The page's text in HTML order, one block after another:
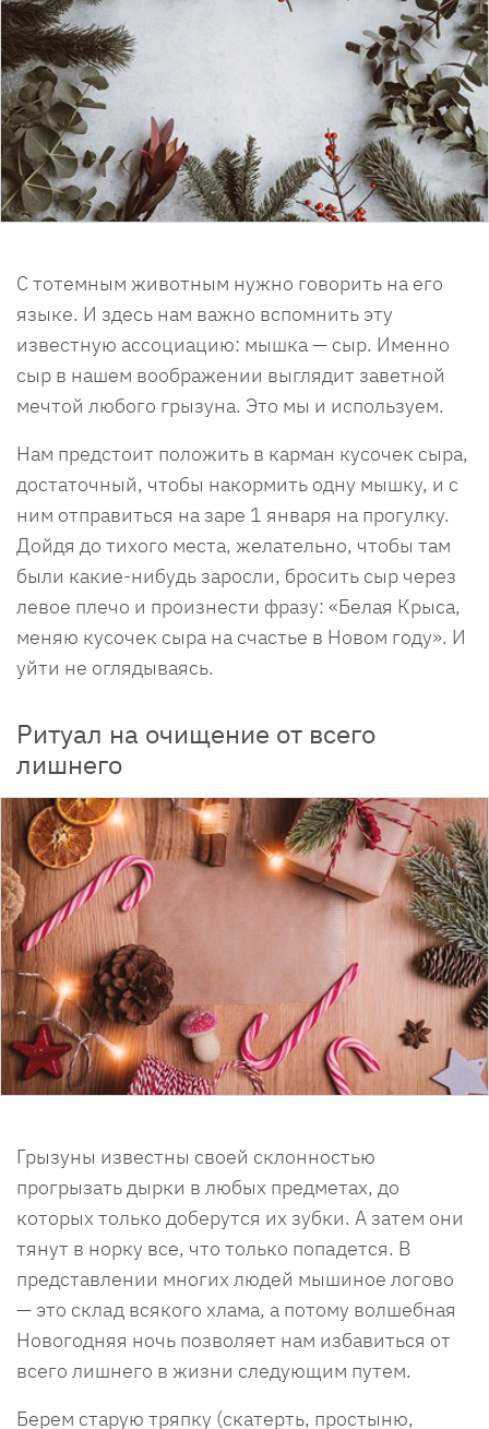
С тотемным животным нужно говорить на его
языке. И здесь нам важно вспомнить эту
известную ассоциацию: мышка — сыр. Именно
сыр в нашем воображении выглядит заветной
мечтой любого грызуна. Это мы и используем.
Нам предстоит положить в карман кусочек сыра,
достаточный, чтобы накормить одну мышку, и с
ним отправиться на заре 1 января на прогулку.
Дойдя до тихого места, желательно, чтобы там
были какие-нибудь заросли, бросить сыр через
левое плечо и произнести фразу: «Белая Крыса,
меняю кусочек сыра на счастье в Новом году». И
уйти не оглядываясь.
Ритуал на очищение от всего
лишнего
Грызуны известны своей склонностью
прогрызать дырки в любых предметах, до
которых только доберутся их зубки. А затем они
тянут в норку все, что только попадется. В
представлении многих людей мышиное логово
— это склад всякого хлама, а потому волшебная
Новогодняя ночь позволяет нам избавиться от
всего лишнего в жизни следующим путем.
Берем старую тряпку (скатерть, простыню,